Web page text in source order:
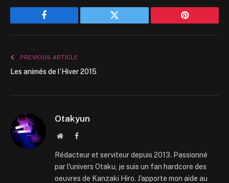
Facebook Twitter Pinterest
PREVIOUS ARTICLE
Les animés de l’Hiver 2015
Otakyun
WebsiteFacebook
Rédacteur et serviteur depuis 2013. Passionné
par l'univers Otaku, je suis un fan hardcore des
oeuvres de Kanzaki Hiro. J'apporte mon aide au